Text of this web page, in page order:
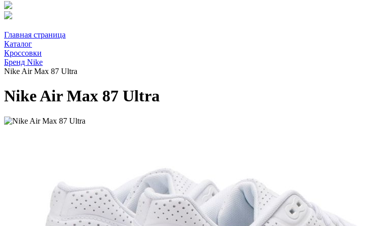
Главная страница
Каталог
Кроссовки
Бренд Nike
Nike Air Max 87 Ultra
Nike Air Max 87 Ultra